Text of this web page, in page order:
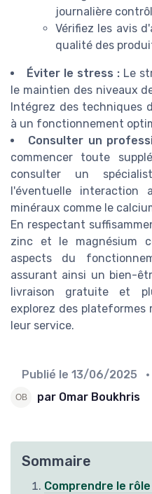
journalière
Vérifiez les avis
qualité des
Éviter le stress : Le
le maintien des niveaux
Intégrez des techniques
à un fonctionnement
Consulter un
commencer toute
consulter un
l'éventuelle interaction
minéraux comme le
En respectant
zinc et le magnésium
aspects du
assurant ainsi un bien-
livraison gratuite et
explorez des
leur service.
Publié le 13/06/2025
par Omar Boukhris
Sommaire
Comprendre le